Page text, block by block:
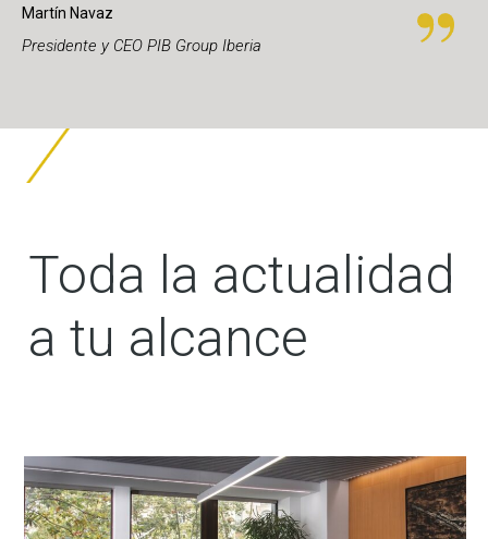
Martín Navaz
Presidente y CEO PIB Group Iberia
Toda la actualidad
a tu alcance